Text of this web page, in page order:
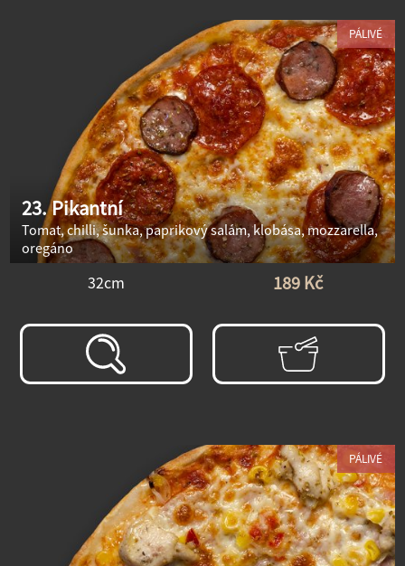
PÁLIVÉ
23. Pikantní
Tomat, chilli, šunka, paprikový salám, klobása, mozzarella,
oregáno
32cm 189 Kč
PÁLIVÉ